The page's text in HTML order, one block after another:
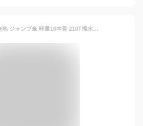
長傘 カバー付き 無地 ジャンプ傘 軽量16本骨 210T撥水布地 メンズ レディース 丈夫 グラス繊維中棒 頑丈 大型 台風対応 梅雨対策 超撥水 風にも強い 耐風傘 梅雨 父の日 (ブラック)